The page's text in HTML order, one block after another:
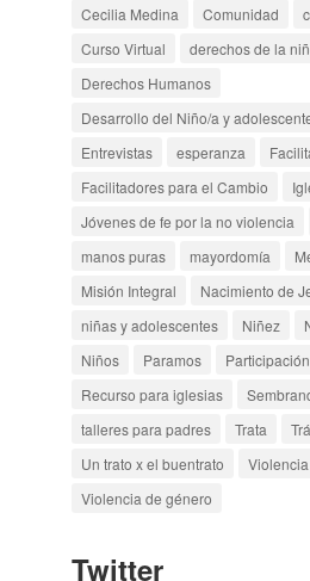
Cecilia Medina
Comunidad
Curso Virtual
derechos de la
Derechos Humanos
Desarrollo del Niño/a y
Entrevistas
esperanza
Facilitadores para el Cambio
Jóvenes de fe por la no violencia
manos puras
mayordomía
Misión Integral
Nacimiento de
niñas y adolescentes
Niñez
Niños
Paramos Participación
Recurso para iglesias
talleres para padres
Trata
Un trato x el buentrato
Violencia de género
Twitter